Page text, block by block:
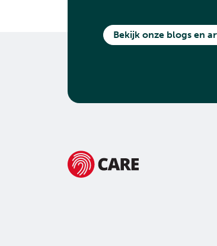
Bekijk onze blogs en